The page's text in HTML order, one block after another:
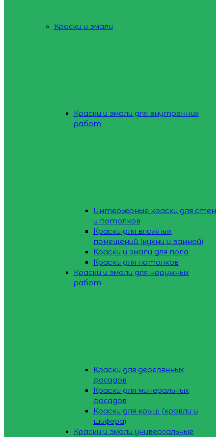
Краски и эмали
Краски и эмали для внутренних
работ
Интерьерные краски для стен
и потолков
Краски для влажных
помещений (кухни и ванной)
Краски и эмали для пола
Краски для потолков
Краски и эмали для наружных
работ
Краски для деревянных
фасадов
Краски для минеральных
фасадов
Краски для крыш (кровли и
шифера)
Краски и эмали универсальные